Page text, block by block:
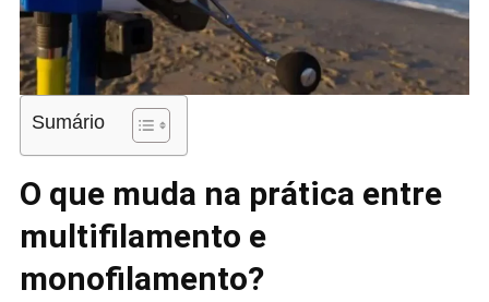
Sumário
O que muda na prática entre
multifilamento e
monofilamento?